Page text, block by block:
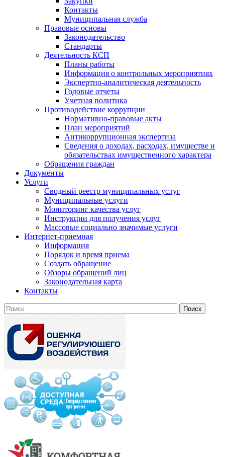
Контакты
Муниципальная служба
Правовые основы
Законодательство
Стандарты
Деятельность КСП
Планы работы
Информация о контрольных мероприятиях
Экспертно-аналитическая деятельность
Годовые отчеты
Учетная политика
Противодействие коррупции
Нормативно-правовые акты
План мероприятий
Антикоррупционная экспертиза
Сведения о доходах, расходах, имуществе и
обязательствах имущественного характера
Обращения граждан
Документы
Услуги
Сводный реестр муниципальных услуг
Муниципальные услуги
Мониторинг качества услуг
Инструкции для получения услуг
Массовые социально значимые услуги
Интернет-приемная
Информация
Порядок и время приема
Создать обращение
Обзоры обращений лиц
Законодательная карта
Контакты